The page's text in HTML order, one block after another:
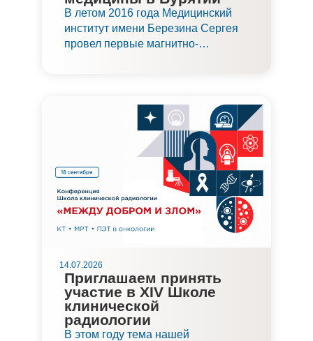
В летом 2016 года Медицинский
институт имени Березина Сергея
провел первые магнитно-
юбилей и подвел итоги
деятельности за 10 лет. Сегодня
МИБС в Улан-Удэ — один из
наиболее востребованных
медицинских центров в регионе.
14.07.2026
Приглашаем принять
участие в XIV Школе
клинической
радиологии
В этом году тема нашей